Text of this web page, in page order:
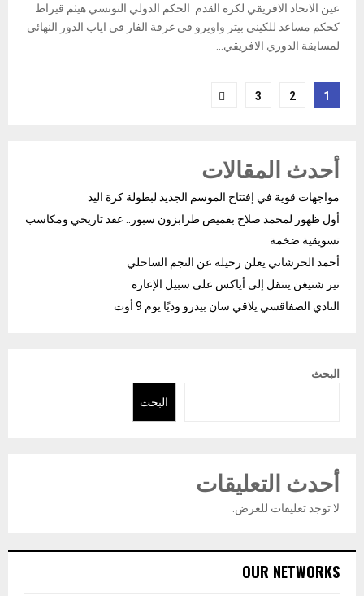
عين الاتحاد الافريقي لكرة القدم الحكم الدولي التونسي هيثم قيراط
كحكم مساعد للكيني بيتر واويرو في غرفة الفار في اياب الدور النهائي
لمسابقة الدوري الافريقي...
Posts
1
2
3
أحدث المقالات
مواجهات قوية في إفتتاح الموسم الجديد لبطولة كرة اليد
أول ظهور لمحمد صلاح بقميص طرابزون سبور.. عقد تاريخي ومكاسب
تسويقية ضخمة
أحمد الحرشاني يعلن رحيله عن النجم الساحلي
تير شتيغن ينتقل إلى أياكس على سبيل الإعارة
النادي الصفاقسي يلاقي سان بيدرو وديًا يوم 9 أوت
البحث
البحث
أحدث التعليقات
لا توجد تعليقات للعرض.
OUR NETWORKS